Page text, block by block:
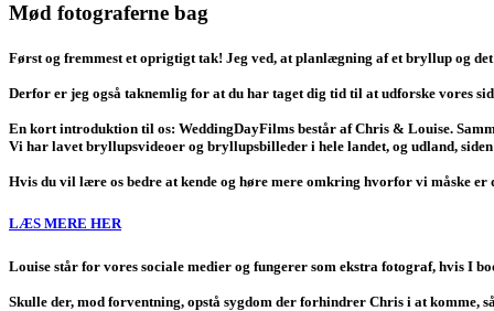
Mød fotograferne bag
Først og fremmest et oprigtigt tak! Jeg ved, at planlægning af et bryllup og
Derfor er jeg også taknemlig for at du har taget dig tid til at udforske vores
En kort introduktion til os: WeddingDayFilms består af Chris & Louise.
Vi har lavet bryllupsvideoer og bryllupsbilleder i hele landet, og udland,
Hvis du vil lære os bedre at kende og høre mere omkring hvorfor vi måske
LÆS MERE HER
Louise står for vores sociale medier og fungerer som ekstra fotograf, hvis I
Skulle der, mod forventning, opstå sygdom der forhindrer Chris i at